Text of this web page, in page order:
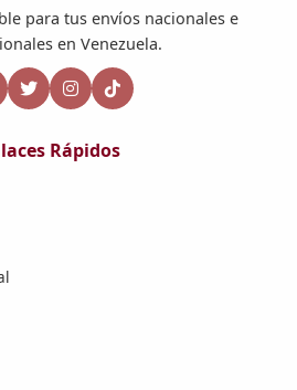
para tus envíos nacionales e
en Venezuela.
Rápidos